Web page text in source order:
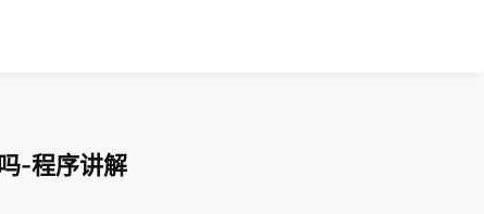
-程序讲解